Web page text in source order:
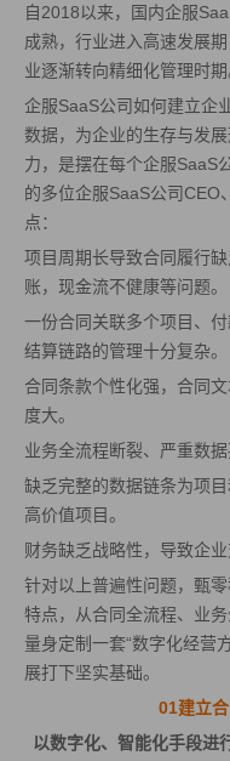
自2018以来，国内企服
成熟，行业进入高速发展
业逐渐转向精细化管理时期
企服SaaS公司如何建立企
数据，为企业的生存与发
力，是摆在每个企服SaaS
的多位企服SaaS公司CEO
点：
项目周期长导致合同履行
账，现金流不健康等问题。
一份合同关联多个项目、
结算链路的管理十分复杂。
合同条款个性化强，合同
度大。
业务全流程断裂、严重数
缺乏完整的数据链条为项
高价值项目。
财务缺乏战略性，导致企
针对以上普遍性问题，甄
特点，从合同全流程、业
量身定制一套“数字化经营
展打下坚实基础。
01建立
以数字化、智能化手段进